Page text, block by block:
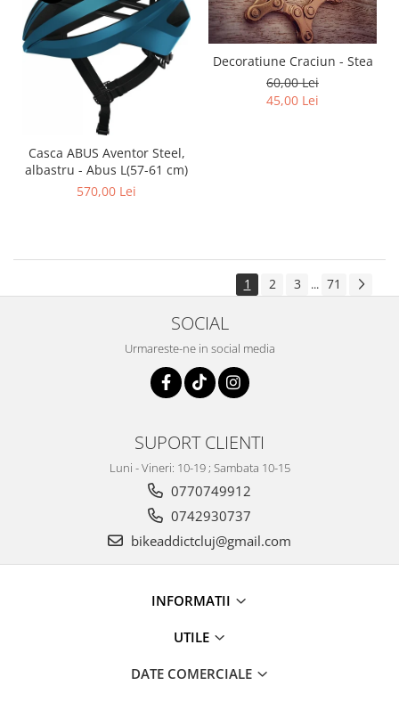
Decoratiune Craciun - Stea
60,00 Lei
45,00 Lei
Casca ABUS Aventor Steel,
albastru - Abus L(57-61 cm)
570,00 Lei
1 2 3 ... 71
SOCIAL
Urmareste-ne in social media
SUPORT CLIENTI
Luni - Vineri: 10-19 ; Sambata 10-15
0770749912
0742930737
bikeaddictcluj@gmail.com
INFORMATII
UTILE
DATE COMERCIALE